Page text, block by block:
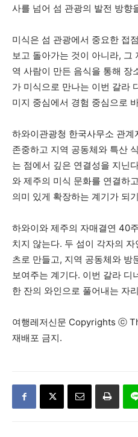
사를 넘어 섬 관광의 발전 방향
미식은 섬 관광에서 중요한 접
보고 돌아가는 것이 아니라, 그
역 사람이 만든 음식을 통해 장
가 미식으로 만나는 이번 갈라
미지 중심에서 경험 중심으로
하와이관광청 한국사무소 관
존중하고 지역 공동체와 특산
는 점에서 깊은 연결성을 지닌
와 제주의 미식 문화를 연결하
의미 있게 확장하는 계기가 되
하와이와 제주의 자매결연 40
치지 않는다. 두 섬이 각자의
츠로 만들고, 지역 공동체와 방
보여주는 계기다. 이번 갈라 디
한 잔의 와인으로 풀어내는 자
여행레저신문 Copyrights ⓒ
재배포 금지.